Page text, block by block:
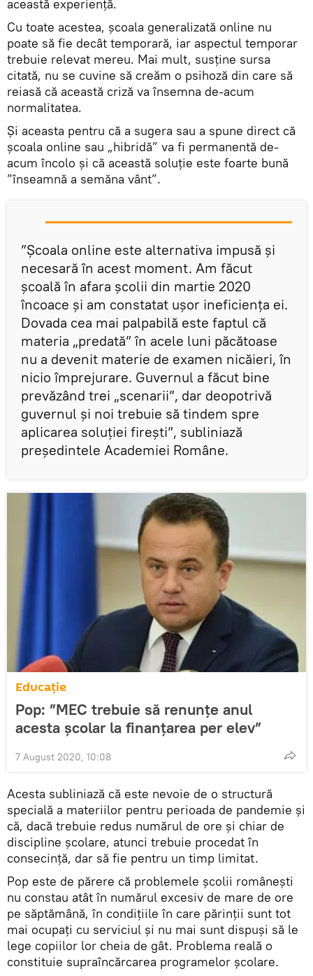
această experiență.
Cu toate acestea, școala generalizată online nu
poate să fie decât temporară, iar aspectul temporar
trebuie relevat mereu. Mai mult, susține sursa
citată, nu se cuvine să creăm o psihoză din care să
reiasă că această criză va însemna de-acum
normalitatea.
Și aceasta pentru că a sugera sau a spune direct că
școala online sau „hibridă” va fi permanentă de-
acum încolo și că această soluție este foarte bună
”înseamnă a semăna vânt”.
”Școala online este alternativa impusă și
necesară în acest moment. Am făcut
școală în afara școlii din martie 2020
încoace și am constatat ușor ineficiența ei.
Dovada cea mai palpabilă este faptul că
materia „predată” în acele luni păcătoase
nu a devenit materie de examen nicăieri, în
nicio împrejurare. Guvernul a făcut bine
prevăzând trei „scenarii”, dar deopotrivă
guvernul și noi trebuie să tindem spre
aplicarea soluției firești”, subliniază
președintele Academiei Române.
Educație
Pop: ”MEC trebuie să renunțe anul
acesta școlar la finanțarea per elev”
7 August 2020, 10:08
Acesta subliniază că este nevoie de o structură
specială a materiilor pentru perioada de pandemie și
că, dacă trebuie redus numărul de ore și chiar de
discipline școlare, atunci trebuie procedat în
consecință, dar să fie pentru un timp limitat.
Pop este de părere că problemele școlii românești
nu constau atât în numărul excesiv de mare de ore
pe săptămână, în condițiile în care părinții sunt tot
mai ocupați cu serviciul și nu mai sunt dispuși să le
lege copiilor lor cheia de gât. Problema reală o
constituie supraîncărcarea programelor școlare.